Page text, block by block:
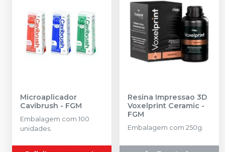
Microaplicador
Cavibrush - FGM
Embalagem com 100
unidades.
Resina Impressao 3D
Voxelprint Ceramic -
FGM
Embalagem com 250g.